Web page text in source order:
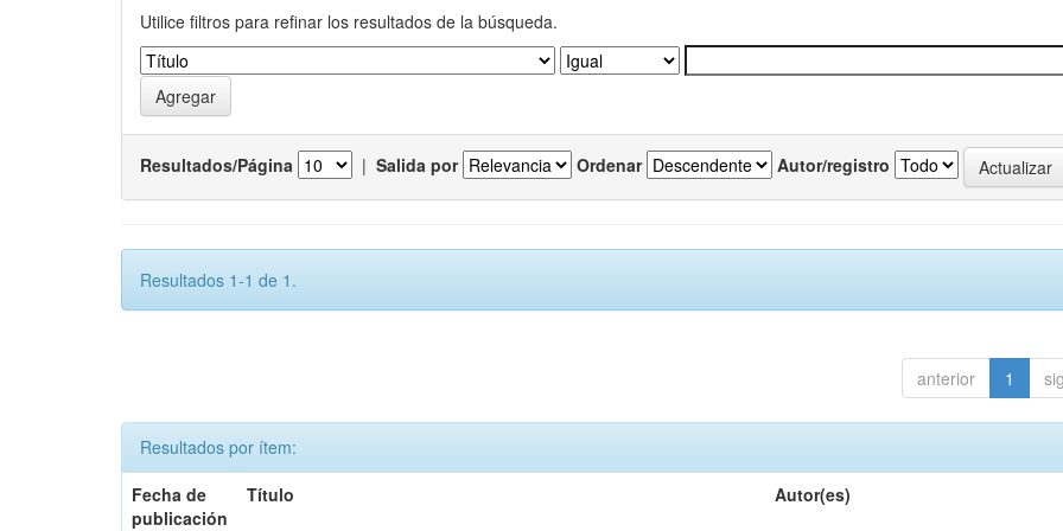
Utilice filtros para refinar los resultados de la búsqueda.
Resultados/Página | Salida por Ordenar Autor/registro
Resultados 1-1 de 1.
anterior 1
Resultados por ítem:
Fecha de
publicación
Título Autor(es)